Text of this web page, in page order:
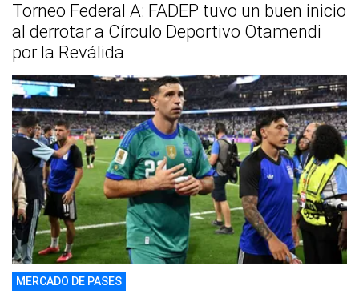
Torneo Federal A: FADEP tuvo un buen inicio
al derrotar a Círculo Deportivo Otamendi
por la Reválida
MERCADO DE PASES